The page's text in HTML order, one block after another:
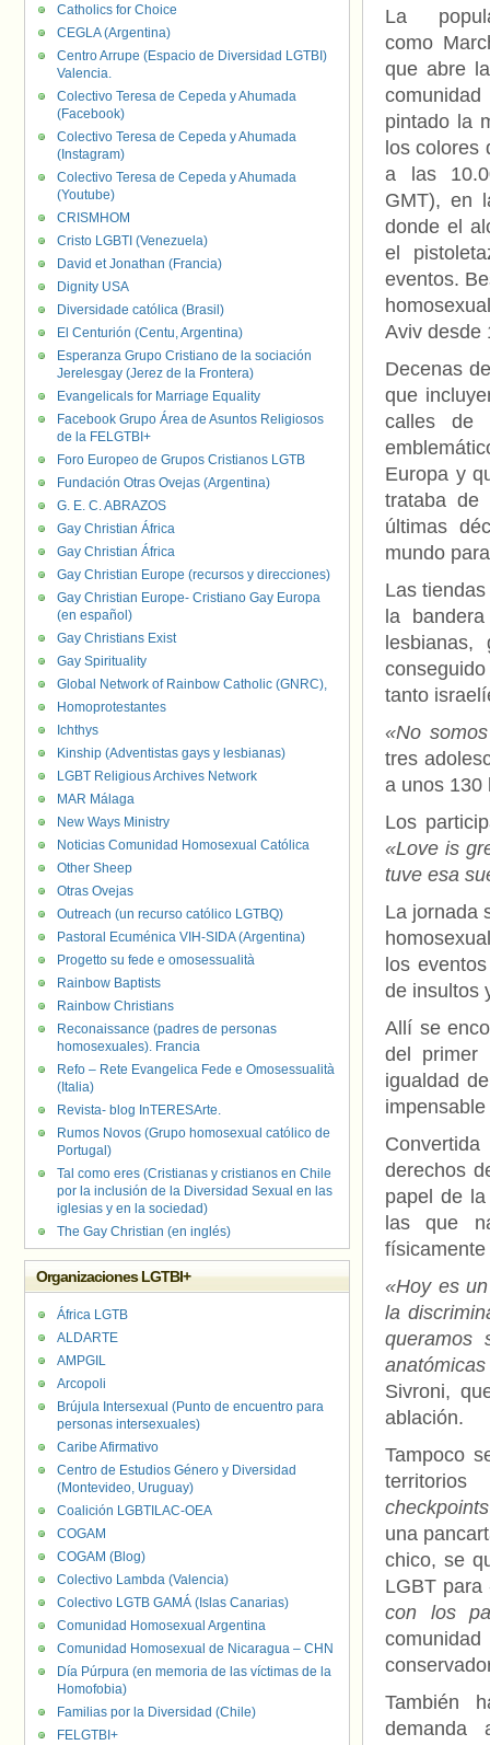
La
como
que abre
pintado la
los colores
a las
GMT), en
donde el
el
eventos.
Aviv desde
Decenas
que
calles de
Europa y
trataba de
últimas
mundo
Las
la
tanto
«No
tres
a unos 130
Los
«Love is
tuve esa
La jornada
los
de insultos
Allí se
del primer
igualdad
derechos
papel de
las que
«Hoy es
la
queramos
Sivroni,
ablación.
Tampoco
territorios
una
chico, se
LGBT para
con los
También
Catholics for Choice
CEGLA (Argentina)
Centro Arrupe (Espacio de Diversidad LGTBI)
Valencia.
Colectivo Teresa de Cepeda y Ahumada
(Facebook)
Colectivo Teresa de Cepeda y Ahumada
(Instagram)
Colectivo Teresa de Cepeda y Ahumada
(Youtube)
CRISMHOM
Cristo LGBTI (Venezuela)
David et Jonathan (Francia)
Dignity USA
Diversidade católica (Brasil)
El Centurión (Centu, Argentina)
Esperanza Grupo Cristiano de la sociación
Jerelesgay (Jerez de la Frontera)
Evangelicals for Marriage Equality
Facebook Grupo Área de Asuntos Religiosos
de la FELGTBI+
Foro Europeo de Grupos Cristianos LGTB
Fundación Otras Ovejas (Argentina)
G. E. C. ABRAZOS
Gay Christian África
Gay Christian África
Gay Christian Europe (recursos y direcciones)
Gay Christian Europe- Cristiano Gay Europa
(en español)
Gay Christians Exist
Gay Spirituality
Global Network of Rainbow Catholic (GNRC),
Homoprotestantes
Ichthys
Kinship (Adventistas gays y lesbianas)
LGBT Religious Archives Network
MAR Málaga
New Ways Ministry
Noticias Comunidad Homosexual Católica
Other Sheep
Otras Ovejas
Outreach (un recurso católico LGTBQ)
Pastoral Ecuménica VIH-SIDA (Argentina)
Progetto su fede e omosessualità
Rainbow Baptists
Rainbow Christians
Reconaissance (padres de personas
homosexuales). Francia
Refo – Rete Evangelica Fede e Omosessualità
(Italia)
Revista- blog InTERESArte.
Rumos Novos (Grupo homosexual católico de
Portugal)
Tal como eres (Cristianas y cristianos en Chile
por la inclusión de la Diversidad Sexual en las
iglesias y en la sociedad)
The Gay Christian (en inglés)
Organizaciones LGTBI+
África LGTB
ALDARTE
AMPGIL
Arcopoli
Brújula Intersexual (Punto de encuentro para
personas intersexuales)
Caribe Afirmativo
Centro de Estudios Género y Diversidad
(Montevideo, Uruguay)
Coalición LGBTILAC-OEA
COGAM
COGAM (Blog)
Colectivo Lambda (Valencia)
Colectivo LGTB GAMÁ (Islas Canarias)
Comunidad Homosexual Argentina
Comunidad Homosexual de Nicaragua – CHN
Día Púrpura (en memoria de las víctimas de la
Homofobia)
Familias por la Diversidad (Chile)
FELGTBI+